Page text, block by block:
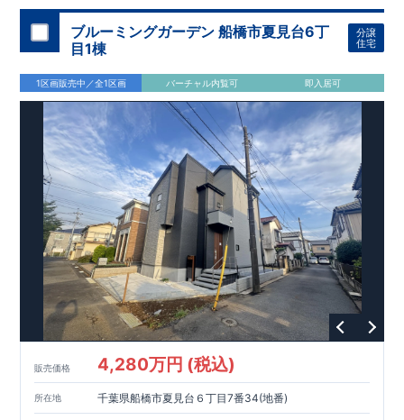
住宅性能評価 W取得(設計・建設)
■第三者機関が設計・建物検査(全四回)を実施 ■税制優遇あり
4分野6項目で最高等級を取得!
□ 構造の安定 (耐風等級2・耐震等級3) □ 劣化の軽減 (劣化対
策等級3) □ 維持管理への配慮 (維持管理対策等級3) □ 空気環
境 (ホルムアルデヒド発散等級3)
快適に長く住める住宅
【長期優良住宅】
■国の定める7つの技術基準をクリア ■税制
優遇あり 【東栄セーフティーダンパー標準装備】■制震ダンパ
ーで振れ幅を大幅に低減、繰り返す地震に強い『耐震+制震』
■メンテナンスフリー
現地案内予約受付中詳細やご見学など、お気軽にお問合せ下さ
い♪ 東栄住宅 本八幡営業所 TEL:047-377-6220
ブルーミングガーデン 船橋市夏見台6丁
目1棟
分譲
住宅
1区画販売中／全1区画 バーチャル内覧可 即入居可
販売価格 4,280万円 (税込)
所在地 千葉県船橋市夏見台６丁目7番34(地番)